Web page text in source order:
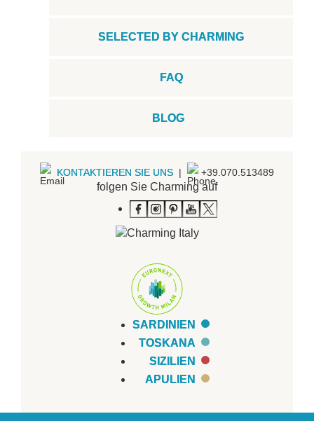
SELECTED BY CHARMING
FAQ
BLOG
KONTAKTIEREN SIE UNS | +39.070.513489
folgen Sie Charming auf
SARDINIEN
TOSKANA
SIZILIEN
APULIEN